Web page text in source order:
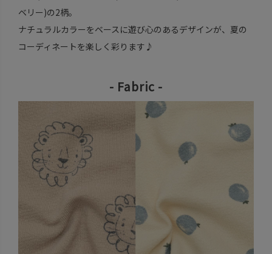
ベリー)の2柄。
ナチュラルカラーをベースに遊び心のあるデザインが、夏の
コーディネートを楽しく彩ります♪
- Fabric -